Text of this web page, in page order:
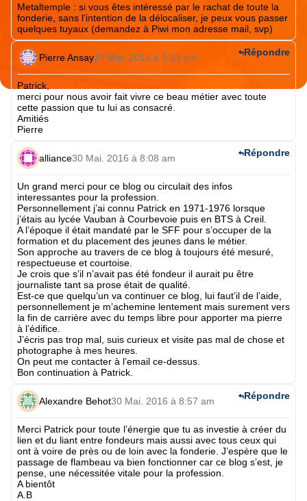
Metaltemple : si vous êtes intéressé par le rachat de toute la
fonderie, sans l’intention de la délocaliser, je peux vous passer
quelques tuyaux (demandez à Piwi mon adresse mail, svp)
Pierre Ansay29 Mai. 2016 à 9:33 pm
Patrick,
merci pour nous avoir fait vivre ce beau métier avec toute
cette passion que tu lui as consacré.
Amitiés
Pierre
Répondre
alliance30 Mai. 2016 à 8:08 am
Un grand merci pour ce blog ou circulait des infos
interessantes pour la profession.
Personnellement j’ai connu Patrick en 1971-1976 lorsque
j’étais au lycée Vauban à Courbevoie puis en BTS à Creil.
A l’époque il était mandaté par le SFF pour s’occuper de la
formation et du placement des jeunes dans le métier.
Son approche au travers de ce blog à toujours été mesuré,
respectueuse et courtoise.
Je crois que s’il n’avait pas été fondeur il aurait pu être
journaliste tant sa prose était de qualité.
Est-ce que quelqu’un va continuer ce blog, lui faut’il de l’aide,
personnellement je m’achemine lentement mais surement vers
la fin de carrière avec du temps libre pour apporter ma pierre
à l’édifice.
J’écris pas trop mal, suis curieux et visite pas mal de chose et
photographe à mes heures.
On peut me contacter à l’email ce-dessus.
Bon continuation à Patrick.
Répondre
Alexandre Behot30 Mai. 2016 à 8:57 am
Merci Patrick pour toute l’énergie que tu as investie à créer du
lien et du liant entre fondeurs mais aussi avec tous ceux qui
ont à voire de près ou de loin avec la fonderie. J’espère que le
passage de flambeau va bien fonctionner car ce blog s’est, je
pense, une nécessitée vitale pour la profession.
A bientôt
A.B
Répondre